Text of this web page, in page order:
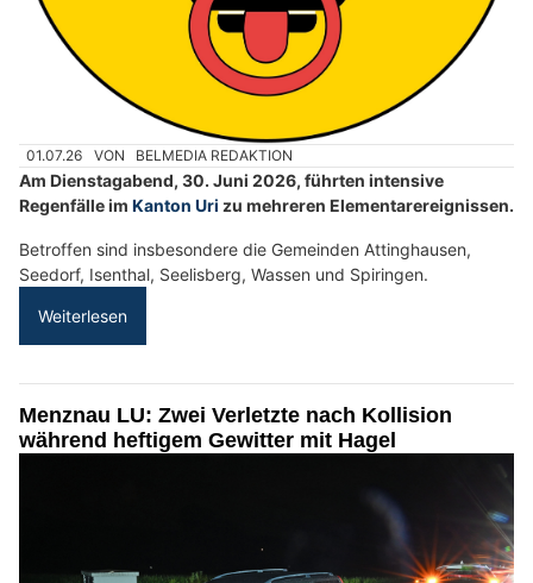
01.07.26 VON BELMEDIA REDAKTION
Am Dienstagabend, 30. Juni 2026, führten intensive
Regenfälle im Kanton Uri zu mehreren Elementarereignissen.
Betroffen sind insbesondere die Gemeinden Attinghausen,
Seedorf, Isenthal, Seelisberg, Wassen und Spiringen.
Weiterlesen
Menznau LU: Zwei Verletzte nach Kollision
während heftigem Gewitter mit Hagel